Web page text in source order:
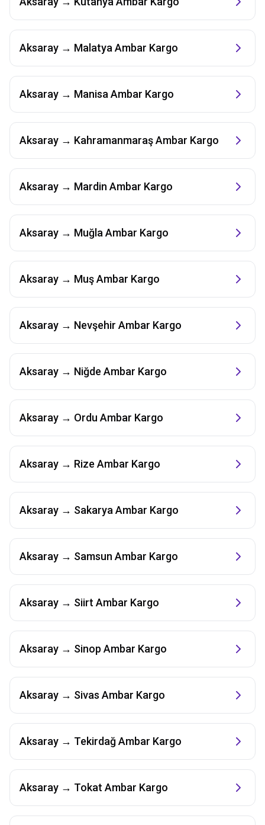
Aksaray → Malatya Ambar Kargo
Aksaray → Manisa Ambar Kargo
Aksaray → KahramanmaraşAmbar Kargo
Aksaray → Mardin Ambar Kargo
Aksaray → Muğla Ambar Kargo
Aksaray → MuşAmbar Kargo
Aksaray → Nevşehir Ambar Kargo
Aksaray → Niğde Ambar Kargo
Aksaray → Ordu Ambar Kargo
Aksaray → Rize Ambar Kargo
Aksaray → Sakarya Ambar Kargo
Aksaray → Samsun Ambar Kargo
Aksaray → Siirt Ambar Kargo
Aksaray → Sinop Ambar Kargo
Aksaray → Sivas Ambar Kargo
Aksaray → TekirdağAmbar Kargo
Aksaray → Tokat Ambar Kargo